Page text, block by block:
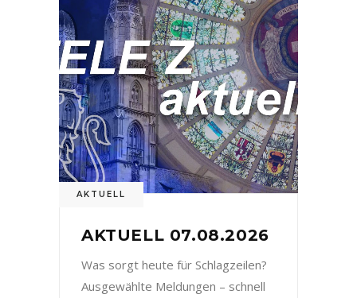
AKTUELL
AKTUELL 07.08.2026
Was sorgt heute für Schlagzeilen?
Ausgewählte Meldungen – schnell